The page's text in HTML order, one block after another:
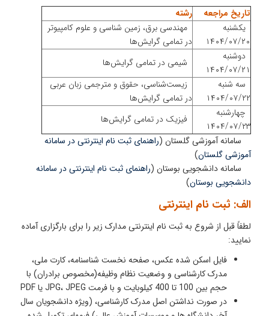
تاریخ مراجعه
رشته
یکشنبه
۱۴۰۴/۰۷/۲۰
مهندسی برق، زمین شناسی و علوم کامپیوتر
در تمامی گرایش‌ها
دوشنبه
۱۴۰۴/۰۷/۲۱
شیمی در تمامی گرایش‌ها
سه شنبه
۱۴۰۴/۰۷/۲۲
زیست‌شناسی، حقوق و مترجمی زبان عربی
در تمامی گرایش‌ها
چهارشنبه
۱۴۰۴/۰۷/۲۳
فیزیک در تمامی گرایش‌ها
سامانه آموزشی گلستان (راهنمای ثبت نام اینترنتی در سامانه
آموزشی گلستان)
سامانه دانشجویی بوستان (راهنمای ثبت نام اینترنتی در سامانه
دانشجویی بوستان)
الف: ثبت نام اینترنتی
لطفاً قبل از شروع به ثبت نام اینترنتی مدارک زیر را برای بارگزاری آماده
نمایید:
فایل اسکن شده عکس، صفحه نخست شناسنامه، کارت ملی،
مدرک کارشناسی و وضعیت نظام وظیفه(مخصوص برادران) با
حجم بین 100 تا 400 کیلوبایت و با فرمت JPG، JPEG یا PDF
در صورت نداشتن اصل مدرک کارشناسی، (ویژه دانشجویان سال